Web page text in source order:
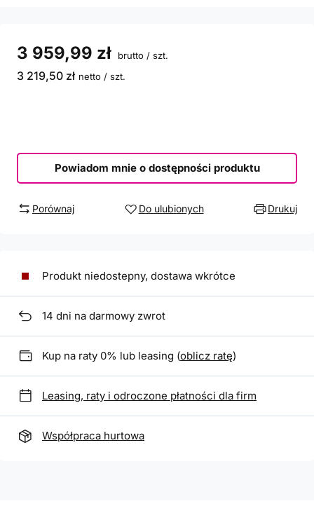
3 959,99 zł brutto / szt.
3 219,50 zł netto / szt.
Powiadom mnie o dostępności produktu
Porównaj Do ulubionych Drukuj
Produkt niedostepny, dostawa wkrótce
14 dni na darmowy zwrot
Kup na raty 0% lub leasing (oblicz ratę)
Leasing, raty i odroczone płatności dla firm
Współpraca hurtowa